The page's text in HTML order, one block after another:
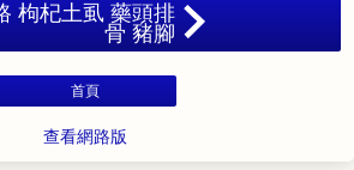
枸杞土虱 藥頭排
骨 豬腳
首頁
查看網路版